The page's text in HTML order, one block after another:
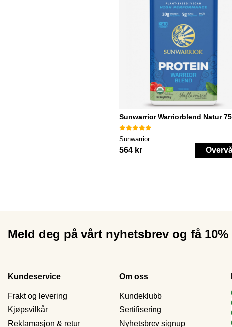
Sunwarrior Warriorblend Natur
Sunwarrior
564 kr
Meld deg på vårt nyhetsbrev og få 10%
Kundeservice
Frakt og levering
Kjøpsvilkår
Reklamasjon & retur
Om oss
Kundeklubb
Sertifisering
Nyhetsbrev signup